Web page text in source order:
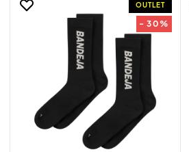
OUTLET
- 30%